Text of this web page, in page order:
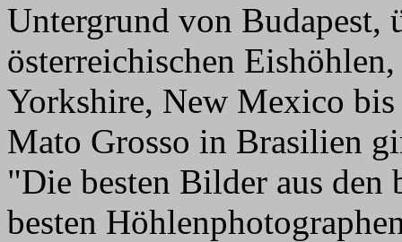
Untergrund von Budapest,
österreichischen
Yorkshire, New Mexico bis
Mato Grosso in Brasilien
"Die besten Bilder aus den
besten